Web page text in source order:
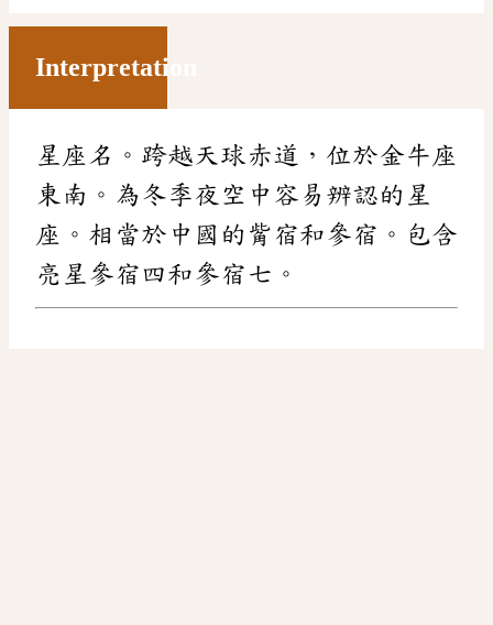
Interpretation
星座名。跨越天球赤道，位於金牛座
東南。為冬季夜空中容易辨認的星
座。相當於中國的觜宿和參宿。包含
亮星參宿四和參宿七。